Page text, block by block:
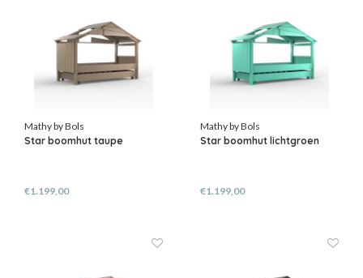
Mathy by Bols
Star boomhut taupe
€1.199,00
Mathy by Bols
Star boomhut lichtgroen
€1.199,00